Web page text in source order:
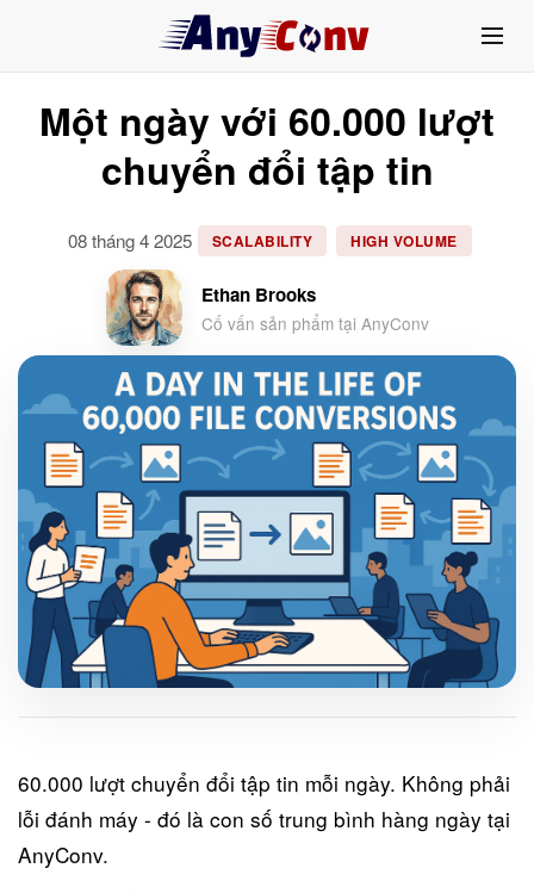
Một ngày với 60.000 lượt
chuyển đổi tập tin
08 tháng 4 2025 SCALABILITY HIGH VOLUME
Ethan Brooks
Cố vấn sản phẩm tại AnyConv
60.000 lượt chuyển đổi tập tin mỗi ngày. Không phải
lỗi đánh máy - đó là con số trung bình hàng ngày tại
AnyConv.